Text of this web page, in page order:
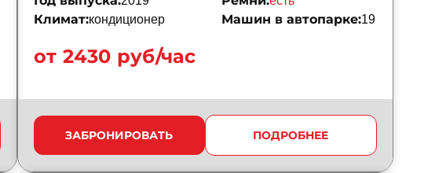
от 2430 руб/час
Климат:кондиционер Машин в автопарке:19
ЗАБРОНИРОВАТЬ ПОДРОБНЕЕ